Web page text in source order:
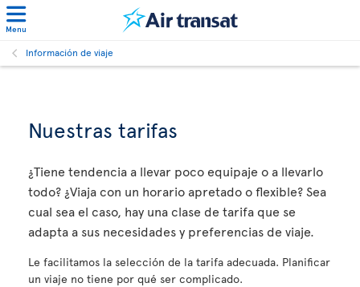
Menu
Información de viaje
Nuestras tarifas
¿Tiene tendencia a llevar poco equipaje o a llevarlo
todo? ¿Viaja con un horario apretado o flexible? Sea
cual sea el caso, hay una clase de tarifa que se
adapta a sus necesidades y preferencias de viaje.
Le facilitamos la selección de la tarifa adecuada. Planificar
un viaje no tiene por qué ser complicado.